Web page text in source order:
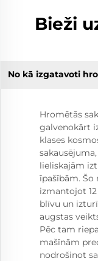
Bieži
No kā izgatavoti
Hromētās
galvenokārt
klases
lieliskajām
īpašībām. Šo
izmantojot
blīvu un
augstas
Pēc tam
mašīnām
nodrošinot